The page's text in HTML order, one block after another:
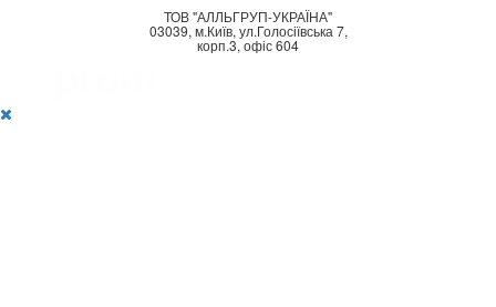
ТОВ "АЛЛЬГРУП-УКРАЇНА"
03039, м.Київ, ул.Голосіївська 7,
корп.3, офіс 604